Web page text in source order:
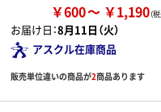
￥600 ￥1,190
お届け日：8月11日（火）
アスクル在庫商品
販売単位違いの商品が2商品あります